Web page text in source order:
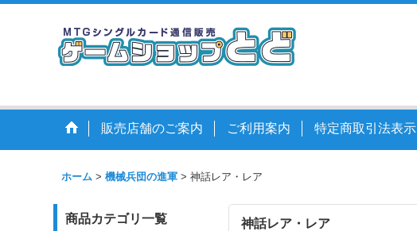
販売店舗のご案内 ご利用案内 特定商取引法表示
ホーム > 機械兵団の進軍 > 神話レア・レア
商品カテゴリ一覧 神話レア・レア